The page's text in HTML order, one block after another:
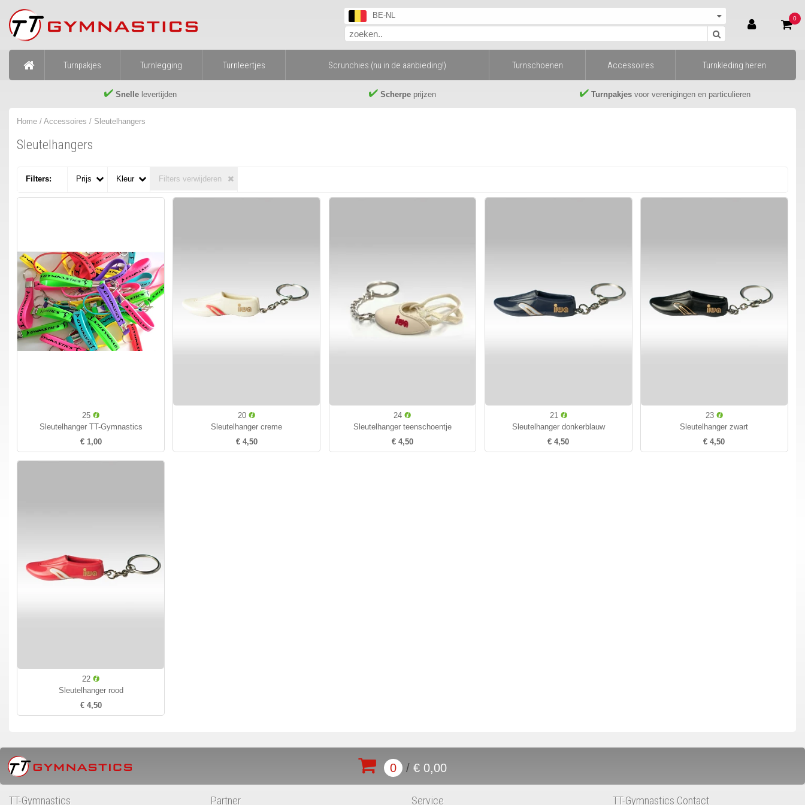
BE-NL 0
Turnpakjes Turnlegging Turnleertjes Scrunchies (nu in de aanbieding!) Turnschoenen Accessoires Turnkleding heren
Snellelevertijden Scherpe prijzen Turnpakjesvoor verenigingen en particulieren
Home /Accessoires / Sleutelhangers
Sleutelhangers
Filters: Prijs Kleur Filters verwijderen
25
Sleutelhanger TT-Gymnastics
€ 1,00
20
Sleutelhanger creme
€ 4,50
24
Sleutelhanger teenschoentje
€ 4,50
21
Sleutelhanger donkerblauw
€ 4,50
23
Sleutelhanger zwart
€ 4,50
22
Sleutelhanger rood
€ 4,50
0 / € 0,00
TT-Gymnastics Partner Service TT-Gymnastics Contact